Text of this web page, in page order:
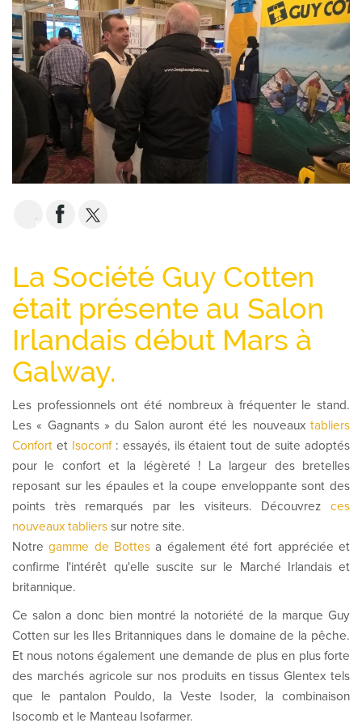
EMAIL
La Société Guy Cotten
était présente au Salon
Irlandais début Mars à
Galway.
Les professionnels ont été nombreux à fréquenter le stand.
Les « Gagnants » du Salon auront été les nouveauxtabliers
Confort et Isoconf: essayés, ils étaient tout de suite adoptés
pour le confort et la légèreté ! La largeur des bretelles
reposant sur les épaules et la coupe enveloppante sont des
points très remarqués par les visiteurs. Découvrez ces
nouveaux tabliers sur notre site.
Notregamme de Bottes a également été fort appréciée et
confirme l'intérêt qu'elle suscite sur le Marché Irlandais et
britannique.
Ce salon a donc bien montré la notoriété de la marque Guy
Cotten sur les Iles Britanniques dans le domaine de la pêche.
Et nous notons également une demande de plus en plus forte
des marchés agricole sur nos produits en tissus Glentex tels
que le pantalon Pouldo, la Veste Isoder, la combinaison
Isocomb et le Manteau Isofarmer.